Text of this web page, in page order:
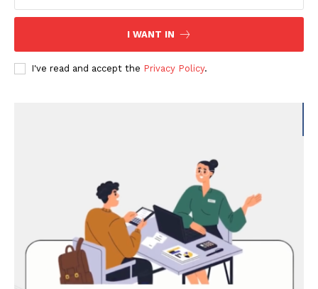
I WANT IN
I've read and accept the Privacy Policy.